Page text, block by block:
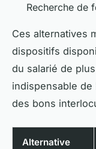
Recherche de
Ces alternatives
dispositifs
du salarié de
indispensable de
des bons
Alternative